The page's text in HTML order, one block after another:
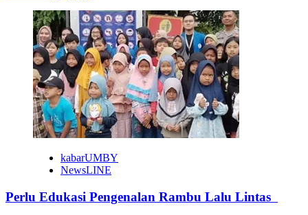
about
Dosen
UMBY
Ini
Latih
Digitalisasi
Bank
Sampah
kabarUMBY
NewsLINE
Perlu Edukasi Pengenalan Rambu Lalu Lintas